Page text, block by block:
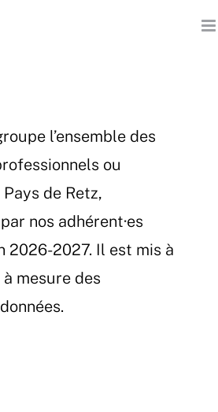
l’ensemble des
ou
de Retz,
nos adhérent·es
2026-2027. Il est mis à
mesure des